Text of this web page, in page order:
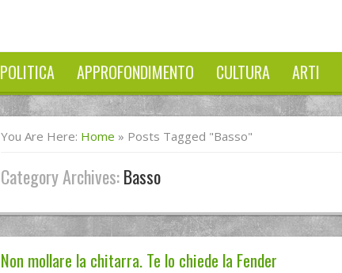
POLITICA APPROFONDIMENTO CULTURA ARTI
You Are Here: Home » Posts Tagged "basso"
Category Archives:Basso
Non mollare la chitarra. Te lo chiede la Fender